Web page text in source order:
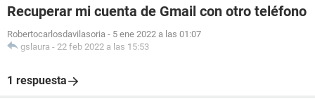
Recuperar mi cuenta de Gmail con otro teléfono
Robertocarlosdavilasoria - 5 ene 2022 a las 01:07
gslaura - 22 feb 2022 a las 15:53
1 respuesta